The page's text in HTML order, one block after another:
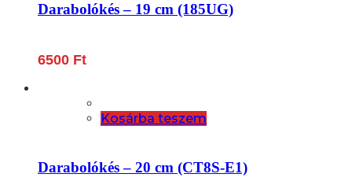
Darabolókés – 19 cm (185UG)
6500 Ft
Kosárba teszem
Darabolókés – 20 cm (CT8S-E1)